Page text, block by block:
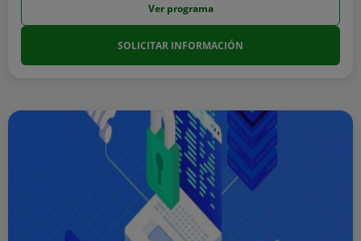
Ver programa
SOLICITAR INFORMACIÓN